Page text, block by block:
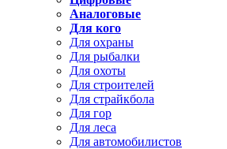
Аналоговые
Для кого
Для охраны
Для рыбалки
Для охоты
Для строителей
Для страйкбола
Для гор
Для леса
Для автомобилистов